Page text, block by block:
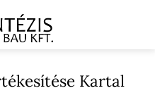
Kartal